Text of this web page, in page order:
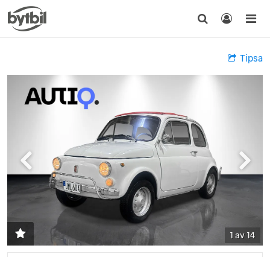
Tipsa
1 av 14